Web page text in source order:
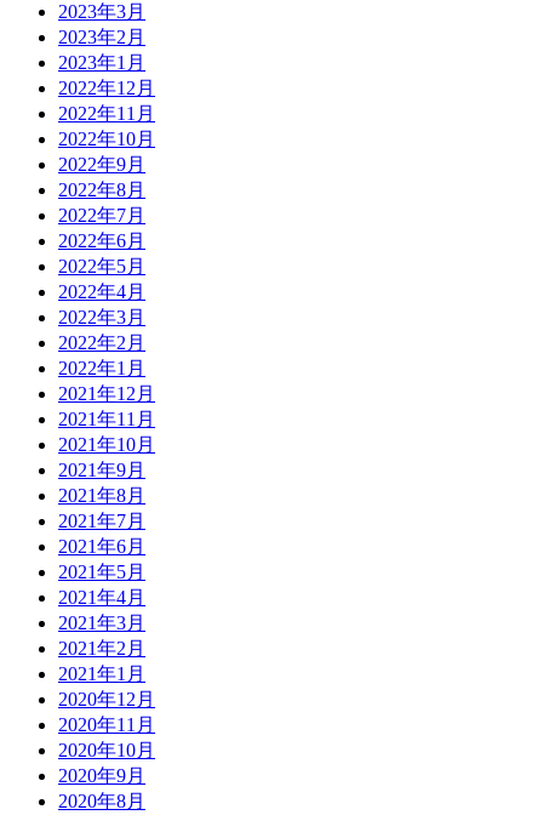
2023年3月
2023年2月
2023年1月
2022年12月
2022年11月
2022年10月
2022年9月
2022年8月
2022年7月
2022年6月
2022年5月
2022年4月
2022年3月
2022年2月
2022年1月
2021年12月
2021年11月
2021年10月
2021年9月
2021年8月
2021年7月
2021年6月
2021年5月
2021年4月
2021年3月
2021年2月
2021年1月
2020年12月
2020年11月
2020年10月
2020年9月
2020年8月